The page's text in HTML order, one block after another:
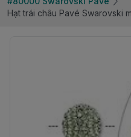
Hạt trái châu Pavé Swarovski